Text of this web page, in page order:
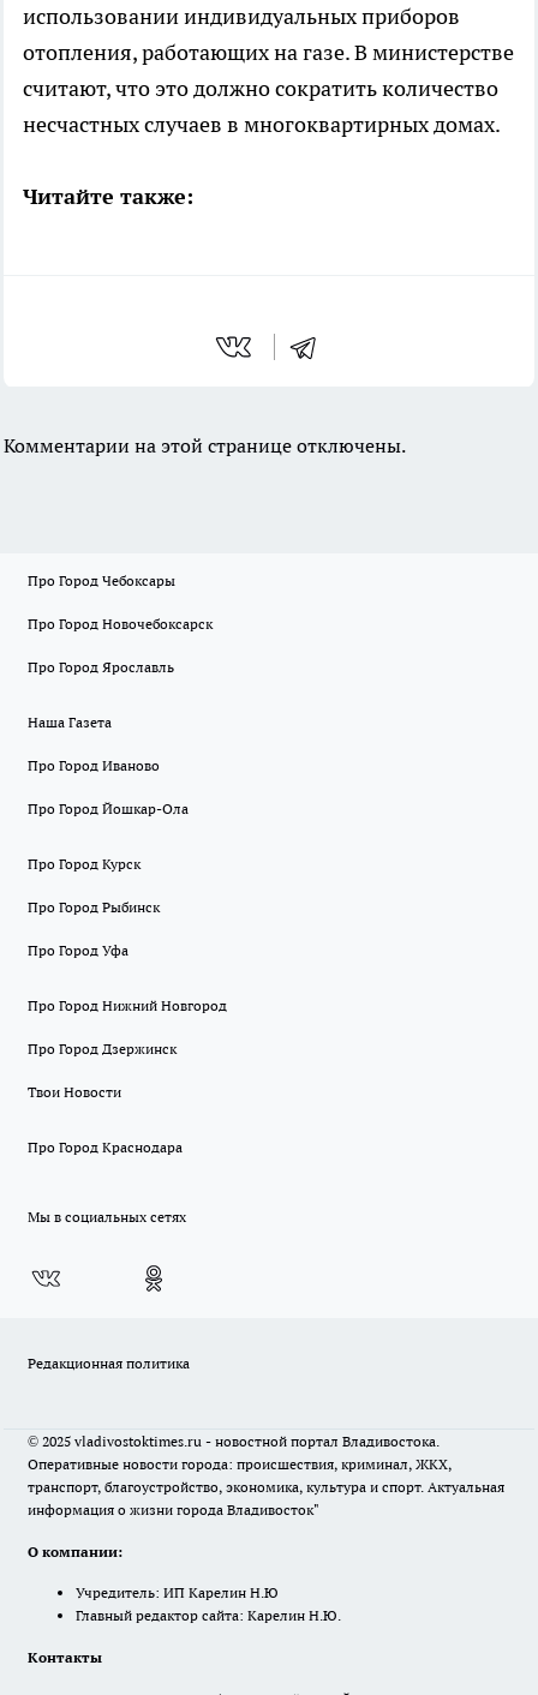
использовании индивидуальных приборов
отопления, работающих на газе. В министерстве
считают, что это должно сократить количество
несчастных случаев в многоквартирных домах.
Читайте также:
Комментарии на этой странице отключены.
Про Город Чебоксары
Про Город Новочебоксарск
Про Город Ярославль
Наша Газета
Про Город Иваново
Про Город Йошкар-Ола
Про Город Курск
Про Город Рыбинск
Про Город Уфа
Про Город Нижний Новгород
Про Город Дзержинск
Твои Новости
Про Город Краснодара
Мы в социальных сетях
Редакционная политика
© 2025 vladivostoktimes.ru - новостной портал Владивостока.
Оперативные новости города: происшествия, криминал, ЖКХ,
транспорт, благоустройство, экономика, культура и спорт. Актуальная
информация о жизни города Владивосток"
О компании:
Учредитель: ИП Карелин Н.Ю
Главный редактор сайта: Карелин Н.Ю.
Контакты